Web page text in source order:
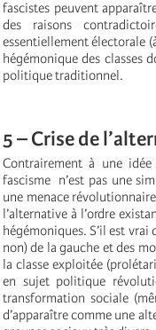
fascistes peuvent
des raisons
essentiellement électorale
hégémonique des classes
politique traditionnel.
5 – Crise de
Contrairement à une
fascisme n’est pas une
une menace
l’alternative à l’ordre
hégémoniques. S’il est
non) de la gauche et des
la classe exploitée
en sujet politique
transformation sociale
d’apparaître comme une